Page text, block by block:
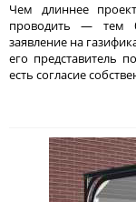
Чем длиннее
проводить — тем
заявление на
его представитель
есть согласие